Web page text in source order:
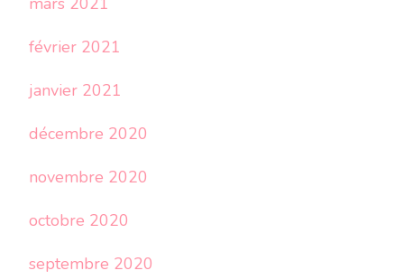
février 2021
janvier 2021
décembre 2020
novembre 2020
octobre 2020
septembre 2020